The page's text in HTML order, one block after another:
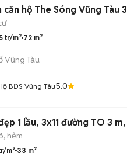
hộ The Sóng Vũng
tr/m² 72 m²
Vũng Tàu
BĐS Vũng Tàu5.0
hẻm
m² 33 m²